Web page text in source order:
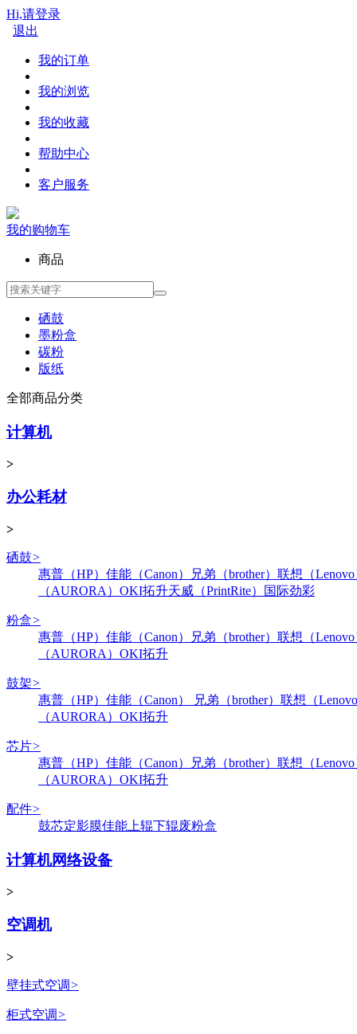
Hi,请登录
退出
我的订单
我的浏览
我的收藏
帮助中心
客户服务
我的购物车
商品
硒鼓
墨粉盒
碳粉
版纸
全部商品分类
计算机
>
办公耗材
>
硒鼓>
惠普（HP） 佳能（Canon） 兄弟（brother） 联想（
（AURORA） OKI拓升天威（PrintRite） 国际劲彩
粉盒>
惠普（HP） 佳能（Canon） 兄弟（brother） 联想（
（AURORA） OKI拓升
鼓架>
惠普（HP） 佳能（Canon） 兄弟（brother） 联想（
（AURORA） OKI拓升
芯片>
惠普（HP） 佳能（Canon） 兄弟（brother） 联想（
（AURORA） OKI拓升
配件>
鼓芯定影膜佳能 上辊下辊废粉盒
计算机网络设备
>
空调机
>
壁挂式空调>
柜式空调>